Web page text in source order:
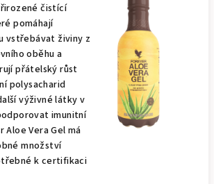
čistící
pomáhají
vstřebávat živiny z
oběhu a
přátelský růst
polysacharid
výživné látky v
imunitní
Aloe Vera Gel má
množství
k certifikaci